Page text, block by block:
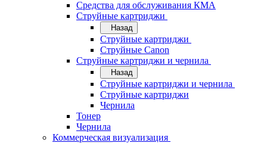
Средства для обслуживания КМА
Струйные картриджи
Назад
Струйные картриджи
Струйные Canon
Струйные картриджи и чернила
Назад
Струйные картриджи и чернила
Струйные картриджи
Чернила
Тонер
Чернила
Коммерческая визуализация